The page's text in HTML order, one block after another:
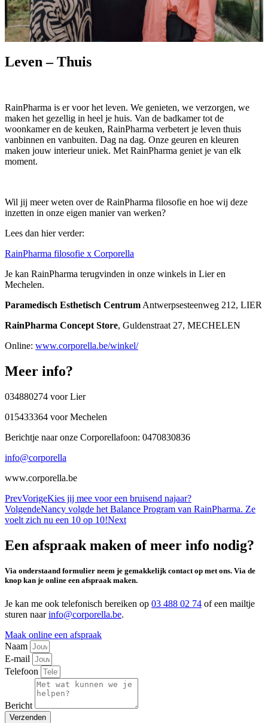
Leven – Thuis
RainPharma is er voor het leven. We genieten, we verzorgen, we
maken het gezellig in heel je huis. Van de badkamer tot de
woonkamer en de keuken, RainPharma verbetert je leven thuis
vanbinnen en vanbuiten. Dag na dag. Onze geuren en kleuren
maken jouw interieur uniek. Met RainPharma geniet je van elk
moment.
Wil jij meer weten over de RainPharma filosofie en hoe wij deze
inzetten in onze eigen manier van werken?
Lees dan hier verder:
RainPharma filosofie x Corporella
Je kan RainPharma terugvinden in onze winkels in Lier en
Mechelen.
Paramedisch Esthetisch Centrum Antwerpsesteenweg 212, LIER
RainPharma Concept Store, Guldenstraat 27, MECHELEN
Online: www.corporella.be/winkel/
Meer info?
034880274 voor Lier
015433364 voor Mechelen
Berichtje naar onze Corporellafoon: 0470830836
info@corporella
www.corporella.be
PrevVorigeKies jij mee voor een bruisend najaar?
VolgendeNancy volgde het Balance Program van RainPharma. Ze
voelt zich nu een 10 op 10!Next
Een afspraak maken of meer info nodig?
Via onderstaand formulier neem je gemakkelijk contact op met ons. Via de
knop kan je online een afspraak maken.
Je kan me ook telefonisch bereiken op 03 488 02 74 of een mailtje
sturen naarinfo@corporella.be.
Maak online een afspraak
Naam
E-mail
Telefoon
Bericht
Verzenden